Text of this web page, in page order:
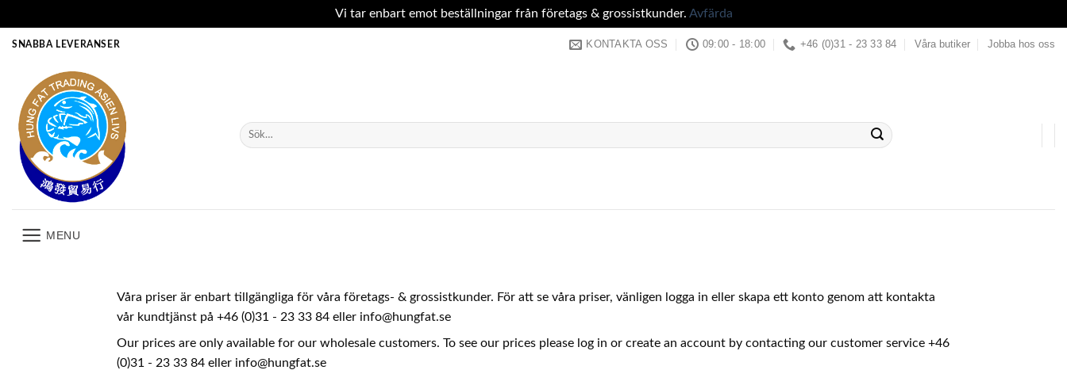
Vi tar enbart emot beställningar från företags & grossistkunder. Avfärda
SNABBA LEVERANSER KONTAKTA OSS 09:00 - 18:00 +46 (0)31 - 23 33 84 Våra butiker Jobba hos oss
Sök
efter:
MENU
Våra priser är enbart tillgängliga för våra företags- & grossistkunder. För att se våra priser, vänligen logga in eller skapa ett konto genom att kontakta
vår kundtjänst på +46 (0)31 - 23 33 84 eller info@hungfat.se
Our prices are only available for our wholesale customers. To see our prices please log in or create an account by contacting our customer service +46
(0)31 - 23 33 84 eller info@hungfat.se